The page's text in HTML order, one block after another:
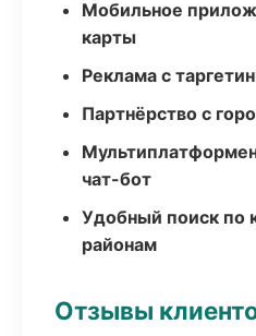
Мобильное
карты
Реклама с
Партнёрство с
чат-бот
Удобный поиск по
районам
Отзывы